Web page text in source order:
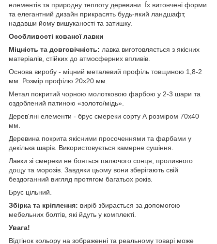
елементів та природну теплоту деревини. Їх витончені форми
та елегантний дизайн прикрасять будь-який ландшафт,
надавши йому вишуканості та затишку.
Особливості кованої лавки
Міцність та довговічність: лавка виготовляється з якісних
матеріалів, стійких до атмосферних впливів.
Основа виробу - міцний металевий профіль товщиною 1,8-2
мм. Розмір профілю 20х20 мм.
Метал покритий чорною молотковою фарбою у 2-3 шари та
оздоблений патиною «золото/мідь».
Дерев'яні елементи - брус смереки сорту А розміром 70х40
мм.
Деревина покрита якісними просоченнями та фарбами у
декілька шарів. Використовується камерне сушіння.
Лавки зі смереки не бояться палючого сонця, проливного
дощу та морозів. Завдяки цьому вони зберігають свій
бездоганний вигляд протягом багатьох років.
Брус цільний.
Збірка та кріплення: виріб збирається за допомогою
мебельних болтів, які йдуть у комплекті.
Увага!
Відтінок кольору на зображенні та реальному товарі може